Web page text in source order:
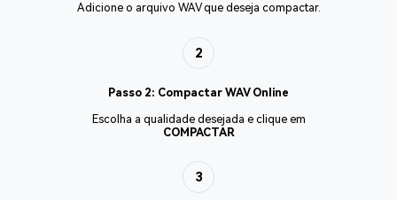
Adicione o arquivo WAV que deseja compactar.
2
Passo 2: Compactar WAV Online
Escolha a qualidade desejada e clique em
COMPACTAR
3